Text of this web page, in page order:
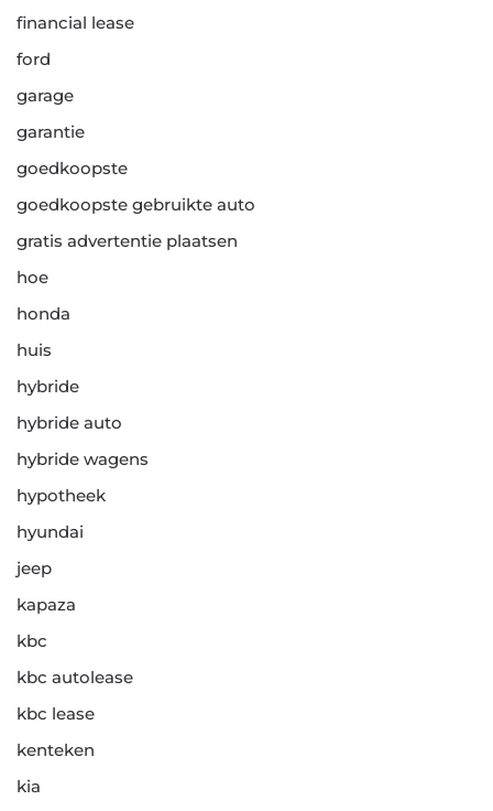
financial lease
ford
garage
garantie
goedkoopste
goedkoopste gebruikte auto
gratis advertentie plaatsen
hoe
honda
huis
hybride
hybride auto
hybride wagens
hypotheek
hyundai
jeep
kapaza
kbc
kbc autolease
kbc lease
kenteken
kia